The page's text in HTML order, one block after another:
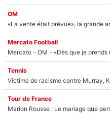
OM
«La vente était prévue», la grande
Mercato Football
Tennis
Tour de France
Marion Rousse : Le mariage que